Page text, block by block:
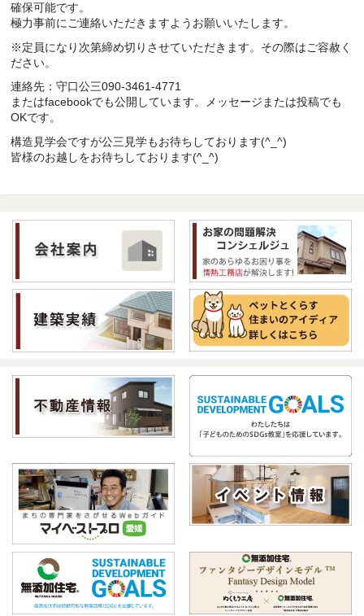
確保可能です。
極力事前にご連絡いただきますようお願いいたします。
※定員になり次第締め切りさせていただきます。その際はご容赦く
ださい。
連絡先：守口公三090-3461-4771
またはfacebookでも公開しています。メッセージまたは投稿でも
OKです。
構造見学会ですが公三見学もお待ちしております(^_^)
皆様のお越しをお待ちしております(^_^)